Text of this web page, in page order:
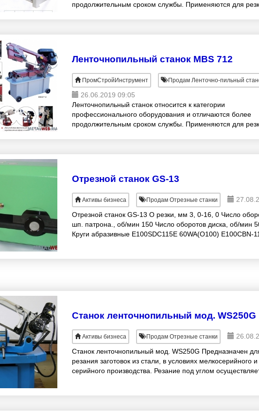
продолжительным сроком службы. Применяются для
Ленточнопильный станок MBS 712
ПромСтройИнструмент Продам Ленточно-пильный
26.06.2019 09:05
Ленточнопильный станок относится к категории
профессионального оборудования и отличаются более
продолжительным сроком службы. Применяются для
Отрезной станок GS-13
Активы бизнеса Продам Отрезные станки
Отрезной станок GS-13 O резки, мм 3, 0-16, 0 Число
шп. патрона., об/мин 150 Число оборотов диска, об/мин
Круги абразивные E100SDC115E 60WA(O100) E100CBN-
Станок ленточнопильный мод. WS250G
Активы бизнеса Продам Отрезные станки
Станок ленточнопильный мод. WS250G Предназначен
резания заготовок из стали, в условиях мелкосерийного и
серийного производства. Резание под углом